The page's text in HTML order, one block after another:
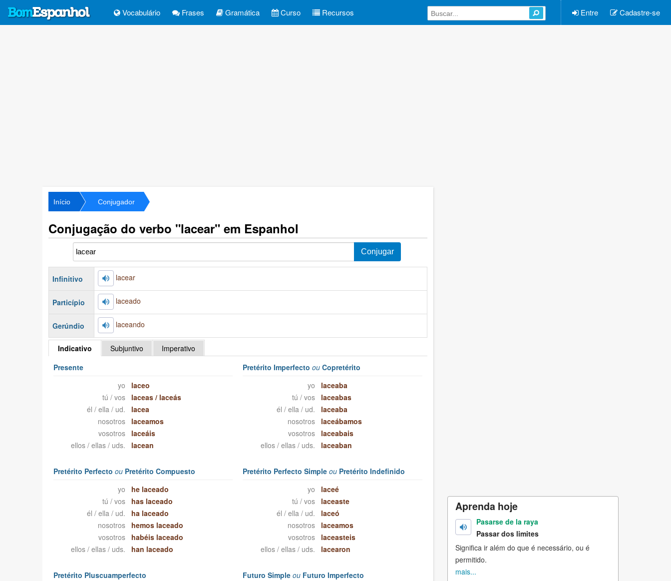
Vocabulário Frases Gramática Curso Recursos Entre Cadastre-se
Início Conjugador
Conjugação do verbo "lacear" em Espanhol
Infinitivo lacear
Particípio laceado
Gerúndio laceando
Indicativo Subjuntivo
Imperativo
Presente
yo
laceo
tú / vos
laceas / laceás
él / ella / ud.
lacea
nosotros
laceamos
vosotros
laceáis
ellos / ellas / uds.
lacean
Pretérito Imperfectoou Copretérito
yo
laceaba
tú / vos
laceabas
él / ella / ud.
laceaba
nosotros
laceábamos
vosotros
laceabais
ellos / ellas / uds.
laceaban
Pretérito Perfecto ouPretérito Compuesto
yo
he laceado
tú / vos
has laceado
él / ella / ud.
ha laceado
nosotros
hemos laceado
vosotros
habéis laceado
ellos / ellas / uds.
han laceado
Pretérito Perfecto Simpleou Pretérito Indefinido
yo
laceé
tú / vos
laceaste
él / ella / ud.
laceó
nosotros
laceamos
vosotros
laceasteis
ellos / ellas / uds.
lacearon
Pretérito Pluscuamperfecto
Futuro Simpleou Futuro Imperfecto
Aprenda hoje
Pasarse de la raya
Passar dos limites
Significa ir além do que é necessário, ou é
permitido.
mais...